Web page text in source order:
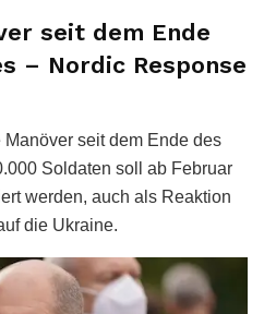
seit dem Ende
– Nordic Response
seit dem Ende des
Soldaten soll ab Februar
werden, auch als Reaktion
die Ukraine.